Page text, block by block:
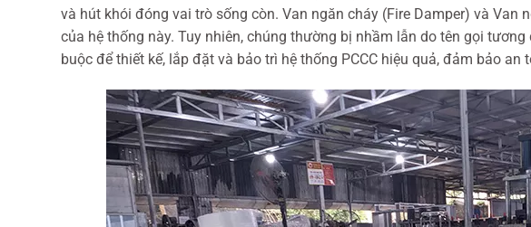
GIÓ,
VAN
CỬA
GIÓ
KAIYO
VIỆT
và hút khói đóng vai trò sống còn. Van ngăn cháy (Fire Damper) và Van
của hệ thống này. Tuy nhiên, chúng thường bị nhầm lẫn do tên gọi
buộc để thiết kế, lắp đặt và bảo trì hệ thống PCCC hiệu quả, đảm bảo an